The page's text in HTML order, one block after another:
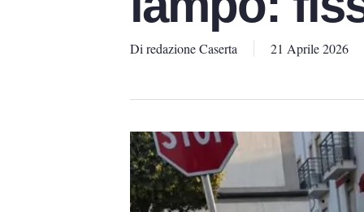
Di redazione Caserta 21 Aprile 2026